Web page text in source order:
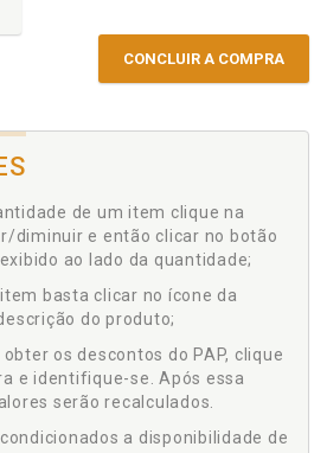
CONCLUIR A COMPRA
de um item clique na
diminuir e então clicar no botão
ao lado da quantidade;
basta clicar no ícone da
do produto;
os descontos do PAP, clique
e identifique-se. Após essa
serão recalculados.
a disponibilidade de